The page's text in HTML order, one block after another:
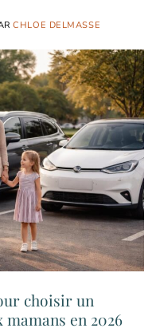
CHLOE DELMASSE
choisir un
en 2026